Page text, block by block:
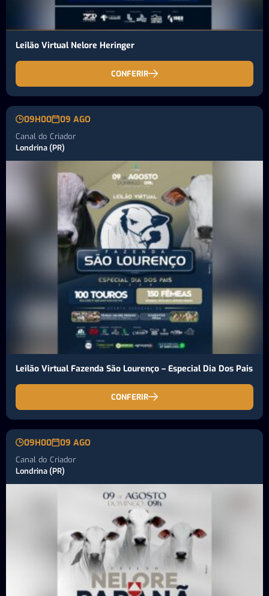
Leilão Virtual Nelore Heringer
CONFERIR
09H00 09 AGO
Canal do Criador
Londrina (PR)
Leilão Virtual Fazenda São Lourenço – Especial Dia Dos Pais
CONFERIR
09H00 09 AGO
Canal do Criador
Londrina (PR)